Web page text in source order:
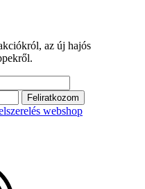
az új hajós
Feliratkozom